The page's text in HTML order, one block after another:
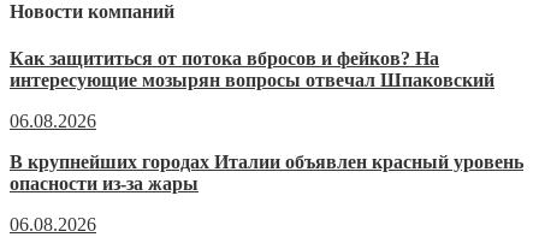
Новости компаний
Как защититься от потока вбросов и фейков? На
интересующие мозырян вопросы отвечал Шпаковский
06.08.2026
В крупнейших городах Италии объявлен красный уровень
опасности из-за жары
06.08.2026